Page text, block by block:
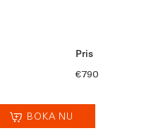
BOKA NU
Pris
€790